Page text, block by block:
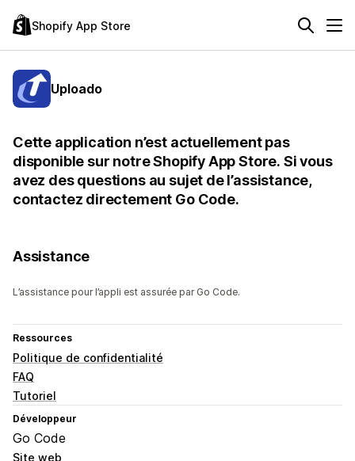
Shopify App Store
Uploado
Cette application n’est actuellement pas
disponible sur notre Shopify App Store. Si vous
avez des questions au sujet de l’assistance,
contactez directement Go Code.
Assistance
L’assistance pour l’appli est assurée par Go Code.
Ressources
Politique de confidentialité
FAQ
Tutoriel
Développeur
Go Code
Site web